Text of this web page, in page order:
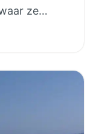
ze
houdt van
met